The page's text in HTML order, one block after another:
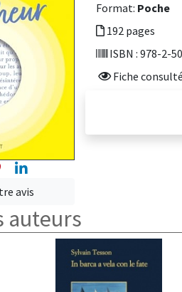
Pinterest
Linkedin
avis
Format: Poche
192 pages
ISBN : 978-2-
Fiche
auteurs